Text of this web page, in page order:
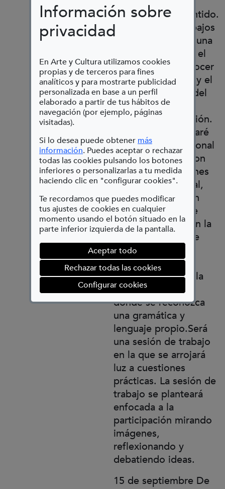
Información sobre
privacidad
En Arte y Cultura utilizamos cookies
propias y de terceros para fines
analíticos y para mostrarte publicidad
personalizada en base a un perfil
elaborado a partir de tus hábitos de
navegación (por ejemplo, páginas
visitadas).
Si lo desea puede obtener más
información(Abre en nueva ventana)
. Puedes aceptar o rechazar
todas las cookies pulsando los botones
inferiores o personalizarlas a tu medida
haciendo clic en "configurar cookies".
Te recordamos que puedes modificar
tus ajustes de cookies en cualquier
momento usando el botón situado en la
parte inferior izquierda de la pantalla.
Aceptar todo
Rechazar todas las cookies
Configurar cookies(abre en ventana
construcción y sentido.
Exploraremos trabajos
de artistas con alguna
discapacidad, con el
objetivo de reconocer
y difundir su obra y el
acceso al mundo del
arte, y distintos
métodos de creación.
Asimismo presentaré
algún trabajo personal
en colaboración con
distintas fundaciones
de asistencia social,
como la Fundación
Agustín Serrate de
Huesca. Indagar en la
mirada propia, que
tanto el trabajo
personal como el
encargo vayan en la
misma dirección,
donde se reconozca
una gramática y
lenguaje propio.Será
una sesión de trabajo
en la que se arrojará
luz a cuestiones
prácticas. La sesión de
trabajo se planteará
enfocada a la
participación mirando
imágenes,
reflexionando y
debatiendo ideas.
15 de septiembre De